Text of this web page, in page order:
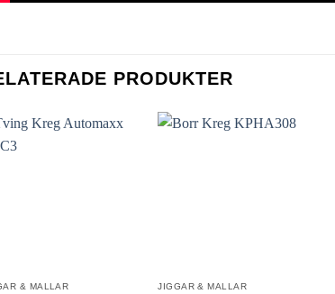
PRODUKTER
& MALLAR JIGGAR & MALLAR